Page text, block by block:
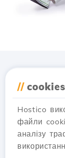
// cookies
Hostico
файли
аналізу